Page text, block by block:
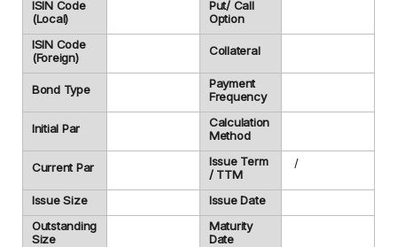
ISIN Code
(Local)
Put/ Call
Option
ISIN Code
(Foreign)
Collateral
Bond Type
Payment
Frequency
Initial Par
Calculation
Method
Current Par
Issue Term
/ TTM
/
Issue Size
Issue Date
Outstanding
Size
Maturity
Date